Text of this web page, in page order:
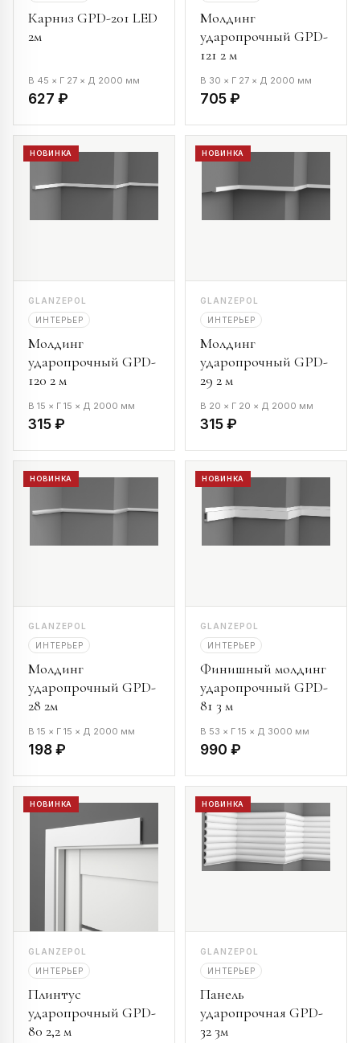
Карниз GPD-201 LED
2м
В 45 × Г 27 × Д 2000 мм
627 ₽
Молдинг
ударопрочный GPD-
121 2 м
В 30 × Г 27 × Д 2000 мм
705 ₽
НОВИНКА
GLANZEPOL
ИНТЕРЬЕР
Молдинг
ударопрочный GPD-
120 2 м
В 15 × Г 15 × Д 2000 мм
315 ₽
НОВИНКА
GLANZEPOL
ИНТЕРЬЕР
Молдинг
ударопрочный GPD-
29 2 м
В 20 × Г 20 × Д 2000 мм
315 ₽
НОВИНКА
GLANZEPOL
ИНТЕРЬЕР
Молдинг
ударопрочный GPD-
28 2м
В 15 × Г 15 × Д 2000 мм
198 ₽
НОВИНКА
GLANZEPOL
ИНТЕРЬЕР
Финишный молдинг
ударопрочный GPD-
81 3 м
В 53 × Г 15 × Д 3000 мм
990 ₽
НОВИНКА
GLANZEPOL
ИНТЕРЬЕР
Плинтус
ударопрочный GPD-
80 2,2 м
НОВИНКА
GLANZEPOL
ИНТЕРЬЕР
Панель
ударопрочная GPD-
32 3м